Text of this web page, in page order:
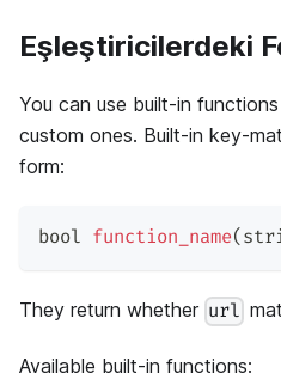
Eşleştiricilerdeki
You can use built-in
custom ones. Built-in key-
form:
bool function_name(
They return whether url
Available built-in functions: